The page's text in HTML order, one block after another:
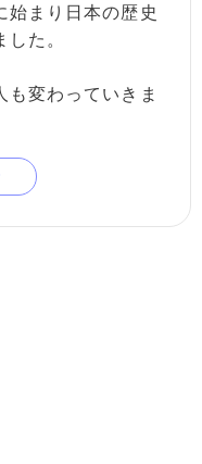
始まり日本の歴史
た。
変わっていきま